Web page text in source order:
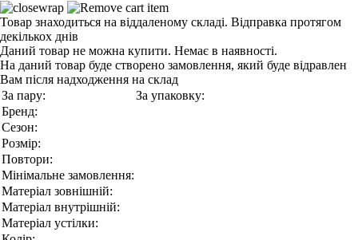
Товар знаходиться на віддаленому складі. Відправка протягом
декількох днів
Даний товар не можна купити. Немає в наявності.
На даний товар буде створено замовлення, який буде відравлен
Вам після надходження на склад
За пару:
За упаковку:
Бренд:
Сезон:
Розмір:
Повтори:
Мінімальне замовлення:
Матеріал зовнішній:
Матеріал внутрішній:
Матеріал устілки: